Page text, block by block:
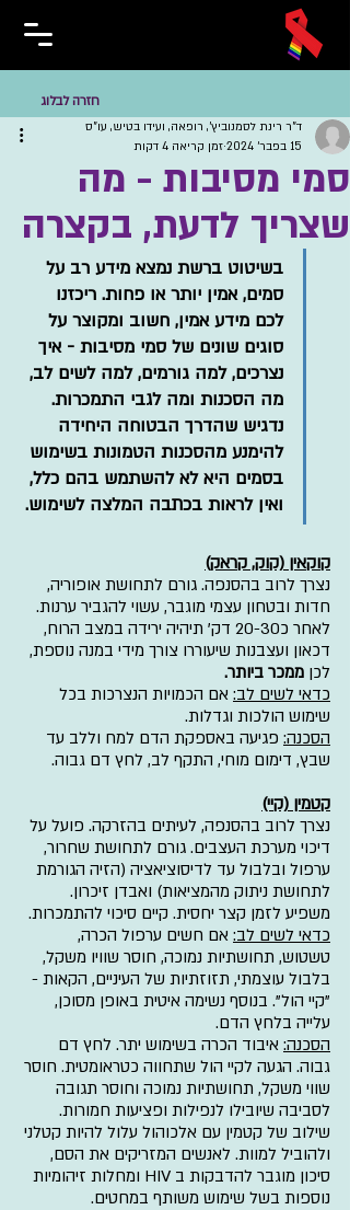
חזרה לבלוג
סמי מסיבות - מה
שצריך לדעת, בקצרה
ד"ר רינת לסמנוביץ', רופאה, ועידו בטיש, עו"ס
15 בפבר׳ 2024
זמן קריאה 4 דקות
בשיטוט ברשת נמצא מידע רב על
סמים, אמין יותר או פחות. ריכזנו
לכם מידע אמין, חשוב ומקוצר על
סוגים שונים של סמי מסיבות - איך
נצרכים, למה גורמים, למה לשים לב,
מה הסכנות ומה לגבי התמכרות.
נדגיש שהדרך הבטוחה היחידה
להימנע מהסכנות הטמונות בשימוש
בסמים היא לא להשתמש בהם כלל,
ואין לראות בכתבה המלצה לשימוש.
קוקאין (קוק, קראק)
נצרך לרוב בהסנפה. גורם לתחושת אופוריה,
חדות ובטחון עצמי מוגבר, עשוי להגביר ערנות.
לאחר כ20-30 דק' תיהיה ירידה במצב הרוח,
דכאון ועצבנות שיעוררו צורך מידי במנה נוספת,
לכן ממכר ביותר.
כדאי לשים לב: אם הכמויות הנצרכות בכל
שימוש הולכות וגדלות.
הסכנה: פגיעה באספקת הדם למח וללב עד
שבץ, דימום מוחי, התקף לב, לחץ דם גבוה.
קטמין (קיי)
נצרך לרוב בהסנפה, לעיתים בהזרקה. פועל על
דיכוי מערכת העצבים. גורם לתחושת שחרור,
ערפול ובלבול עד לדיסוציאציה (הזיה הגורמת
לתחושת ניתוק מהמציאות) ואבדן זיכרון.
משפיע לזמן קצר יחסית. קיים סיכוי להתמכרות.
כדאי לשים לב: אם חשים ערפול הכרה,
טשטוש, תחושתיות נמוכה, חוסר שוויו משקל,
בלבול עוצמתי, תזוזתיות של העיניים, הקאות -
"קיי הול". בנוסף נשימה איטית באופן מסוכן,
עלייה בלחץ הדם.
הסכנה: איבוד הכרה בשימוש יתר. לחץ דם
גבוה. הגעה לקיי הול שתחווה כטראומטית. חוסר
שווי משקל, תחושתיות נמוכה וחוסר תגובה
לסביבה שיובילו לנפילות ופציעות חמורות.
שילוב של קטמין עם אלכוהול עלול להיות קטלני
ולהוביל למוות. לאנשים המזריקים את הסם,
סיכון מוגבר להדבקות ב HIV ומחלות זיהומיות
נוספות בשל שימוש משותף במחטים.